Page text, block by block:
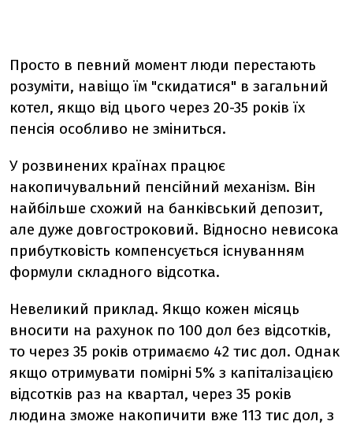
Просто в певний момент люди перестають
розуміти, навіщо їм "скидатися" в загальний
котел, якщо від цього через 20-35 років їх
пенсія особливо не зміниться.
У розвинених країнах працює
накопичувальний пенсійний механізм. Він
найбільше схожий на банківський депозит,
але дуже довгостроковий. Відносно невисока
прибутковість компенсується існуванням
формули складного відсотка.
Невеликий приклад. Якщо кожен місяць
вносити на рахунок по 100 дол без відсотків,
то через 35 років отримаємо 42 тис дол. Однак
якщо отримувати помірні 5% з капіталізацією
відсотків раз на квартал, через 35 років
людина зможе накопичити вже 113 тис дол, з